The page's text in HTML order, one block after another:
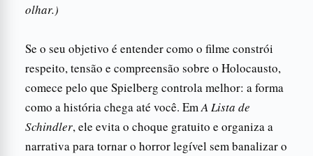
olhar.)
Se o seu objetivo é entender como o filme constrói
respeito, tensão e compreensão sobre o Holocausto,
comece pelo que Spielberg controla melhor: a forma
como a história chega até você. EmA Lista de
Schindler, ele evita o choque gratuito e organiza a
narrativa para tornar o horror legível sem banalizar o